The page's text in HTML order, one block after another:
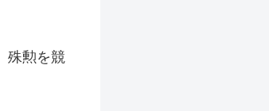
殊勲を競